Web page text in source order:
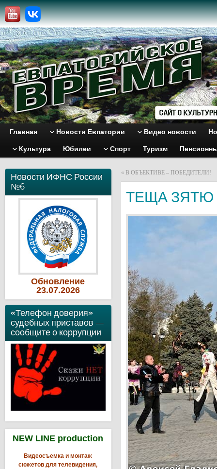
Главная Новости Евпатории Видео новости
Культура Юбилеи Спорт Туризм
Новости ИФНС России
№6
Обновление
23.07.2026
«Телефон доверия»
судебных приставов —
сообщите о коррупции
NEW LINE production
Видеосъемка и монтаж
сюжетов для телевидения,
« В ОБЪЕКТИВЕ – ПОБЕДИТЕЛИ!
ТЕЩА ЗЯТЮ